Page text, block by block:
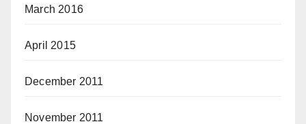
March 2016
April 2015
December 2011
November 2011